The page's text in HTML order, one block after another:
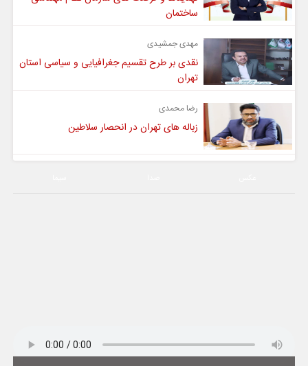
ساختمان
مهدی جمشیدی
نقدی بر طرح تقسیم جغرافیایی و سیاسی استان
تهران
رضا محمدی
زباله های تهران در انحصار سلاطین